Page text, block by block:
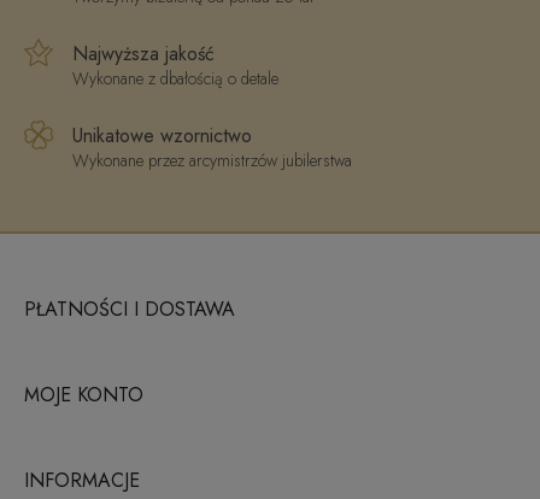
Najwyższa jakość
Wykonane z dbałością o detale
Unikatowe wzornictwo
Wykonane przez arcymistrzów jubilerstwa
PŁATNOŚCI I DOSTAWA
MOJE KONTO
INFORMACJE